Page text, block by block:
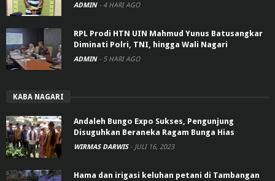
ADMIN - 4 HARI AGO
RPL Prodi HTN UIN Mahmud Yunus Batusangkar
Diminati Polri, TNI, hingga Wali Nagari
ADMIN - 5 HARI AGO
KABA NAGARI
Andaleh Bungo Expo Sukses, Pengunjung
Disuguhkan Beraneka Ragam Bunga Hias
WIRMAS DARWIS - JULI 16, 2023
Hama dan irigasi keluhan petani di Tambangan